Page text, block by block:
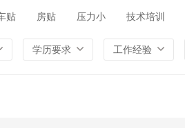
贴 房贴 压力小 技术培训
学历要求 工作经验